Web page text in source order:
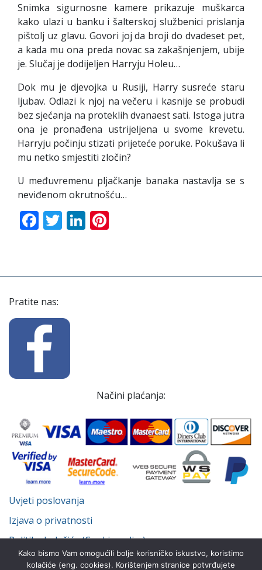
Snimka sigurnosne kamere prikazuje muškarca
kako ulazi u banku i šalterskoj službenici prislanja
pištolj uz glavu. Govori joj da broji do dvadeset pet,
a kada mu ona preda novac sa zakašnjenjem, ubije
je. Slučaj je dodijeljen Harryju Holeu…
Dok mu je djevojka u Rusiji, Harry susreće staru
ljubav. Odlazi k njoj na večeru i kasnije se probudi
bez sjećanja na proteklih dvanaest sati. Istoga jutra
ona je pronađena ustrijeljena u svome krevetu.
Harryju počinju stizati prijeteće poruke. Pokušava li
mu netko smjestiti zločin?
U međuvremenu pljačkanje banaka nastavlja se s
neviđenom okrutnošću…
Facebook
TwitterLinkedIn
Pratite nas:
Načini plaćanja:
Uvjeti poslovanja
Izjava o privatnosti
Politika kolačića (Cookie policy)
Kako bismo Vam omogućili bolje korisničko iskustvo, koristimo
kolačiće (eng. cookies). Korištenjem stranice potvrđujete